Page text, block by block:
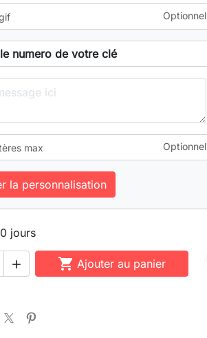
Optionnel
numero de votre clé
max Optionnel
la personnalisation
jours
  Ajouter au panier